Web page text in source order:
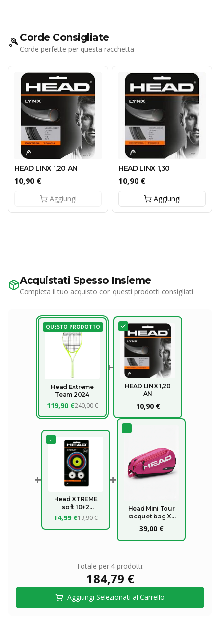
🎾Corde Consigliate
Corde perfette per questa racchetta
HEAD LINX 1,20 AN
10,90 €
Aggiungi
HEAD LINX 1,30
10,90 €
Aggiungi
Acquistati Spesso Insieme
Completa il tuo acquisto con questi prodotti consigliati
QUESTO PRODOTTO
Head Extreme
Team 2024
119,90 €240,00 €
+
HEAD LINX 1,20
AN
10,90 €
+
Head XTREME
soft 10+2
OMAGGIO
14,99 €19,90 €
+
Head Mini Tour
racquet bag XL
39,00 €
Totale per 4 prodotti:
184,79 €
Aggiungi Selezionati al Carrello